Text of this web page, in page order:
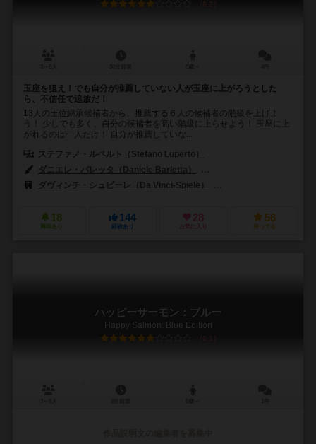
6.2
玉座を狙え！でも自分が推薦していない人が玉座に上がろうとした
ら、不信任で追放だ！
13人の王位継承候補者から、推薦する６人の候補者の階級を上げよ
う！ 少しでも多く、自分の候補者を高い階級に上らせよう！ 玉座に上
がれるのは一人だけ！ 自分が推薦していな...
ステファノ・ルペルト（Stefano Luperto）
ダニエレ・バレッタ（Daniele Barletta）
ダヴィンチ・シュピーレ（Da Vinci-Spiele）
18
興味あり
144
経験あり
28
お気に入り
56
持ってる
ハッピーサーモン：ブルー
Happy Salmon: Blue Edition
6.1